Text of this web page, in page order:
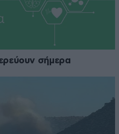
σήμερα